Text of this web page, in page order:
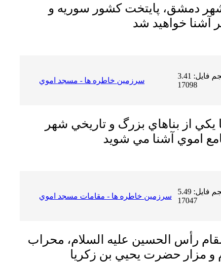
شهر دمشق، پايتخت كشور سوريه و
سرزمين خاطره ها - مسجد اموي
حجم فایل: 3.41 MB | دریافت ها:
17098
يكي از بناهاي بزرگ و تاريخي شهر
سرزمين خاطره ها - مقامات مسجد اموي
حجم فایل: 5.49 MB | دریافت ها:
17047
رأس الحسين عليه السلام، محراب
و مزار حضرت يحيي بن زكريا